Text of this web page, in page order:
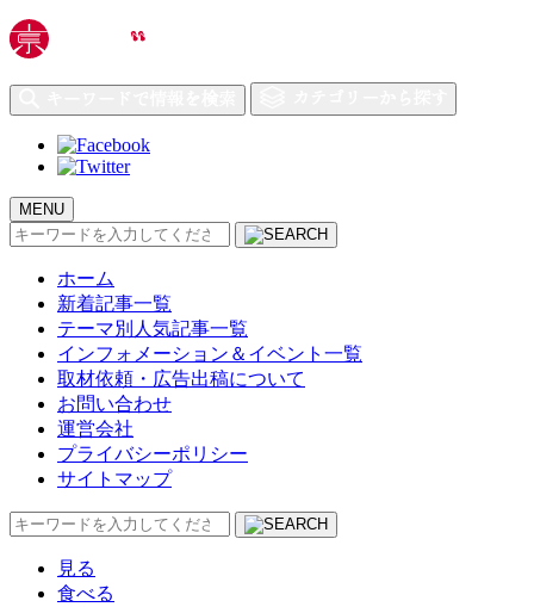
MENU
検
ホーム
新着記事一覧
テーマ別人気記事一覧
インフォメーション＆イベント一覧
取材依頼・広告出稿について
お問い合わせ
運営会社
プライバシーポリシー
サイトマップ
検
見る
食べる